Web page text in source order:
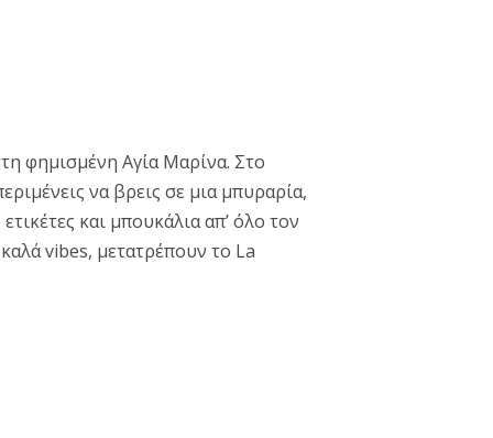
φημισμένη Αγία Μαρίνα. Στο
να βρεις σε μια μπυραρία,
και μπουκάλια απ’ όλο τον
vibes, μετατρέπουν το La